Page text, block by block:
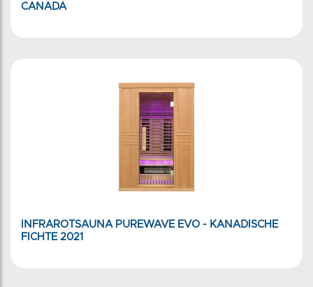
CANADA
INFRAROTSAUNA PUREWAVE EVO - KANADISCHE
FICHTE 2021